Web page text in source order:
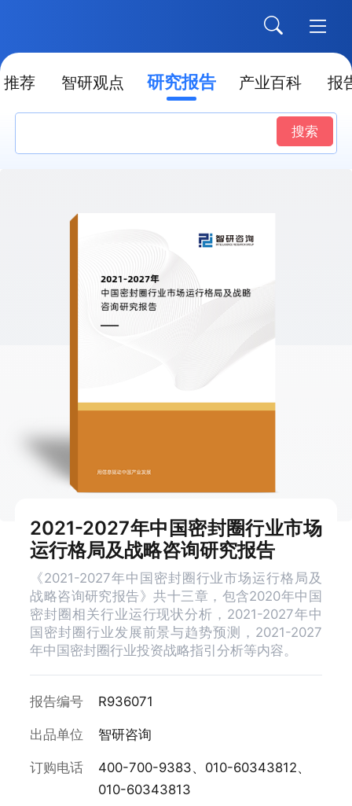
推荐 智研观点 研究报告 产业百科 报
搜索
2021-2027年中国密封圈行业市场
运行格局及战略咨询研究报告
《2021-2027年中国密封圈行业市场运行格局及
战略咨询研究报告》共十三章，包含2020年中国
密封圈相关行业运行现状分析，2021-2027年中
国密封圈行业发展前景与趋势预测，2021-2027
年中国密封圈行业投资战略指引分析等内容。
报告编号 R936071
出品单位 智研咨询
订购电话
400-700-9383、010-60343812、
010-60343813